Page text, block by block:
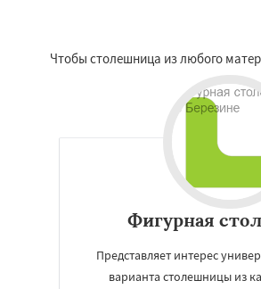
Чтобы столешница из любого
Фигурная
Представляет интерес
варианта столешницы из